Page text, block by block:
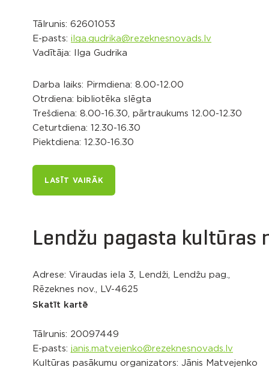
Tālrunis: 62601053
E-pasts: ilga.gudrika@rezeknesnovads.lv
Vadītāja: Ilga Gudrika
Darba laiks: Pirmdiena: 8.00-12.00
Otrdiena: bibliotēka slēgta
Trešdiena: 8.00-16.30, pārtraukums 12.00-12.30
Ceturtdiena: 12.30-16.30
Piektdiena: 12.30-16.30
LASĪT VAIRĀK
Lendžu pagasta kultūras
Adrese: Viraudas iela 3, Lendži, Lendžu pag.,
Rēzeknes nov., LV-4625
Skatīt kartē
Tālrunis: 20097449
E-pasts: janis.matvejenko@rezeknesnovads.lv
Kultūras pasākumu organizators: Jānis Matvejenko